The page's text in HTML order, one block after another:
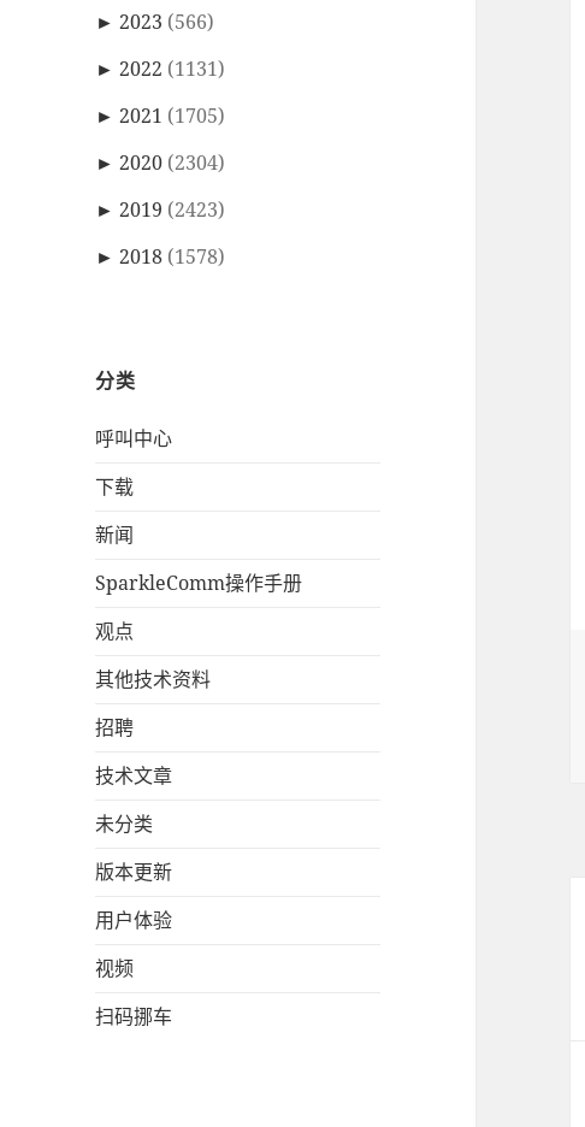
► 2023 (566)
► 2022 (1131)
► 2021 (1705)
► 2020 (2304)
► 2019 (2423)
► 2018 (1578)
分类
呼叫中心
下载
新闻
SparkleComm操作手册
观点
其他技术资料
招聘
技术文章
未分类
版本更新
用户体验
视频
扫码挪车